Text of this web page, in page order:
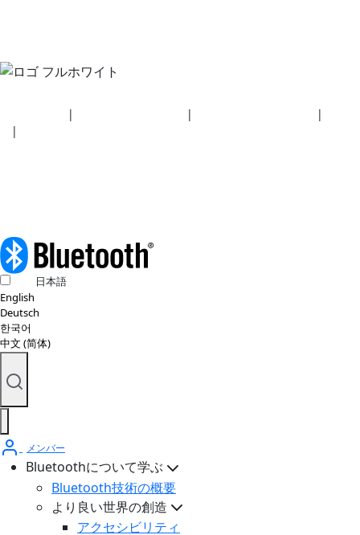
| | |
|
日本語
English
Deutsch
한국어
中文 (简体)
メンバー
Bluetoothについて学ぶ
Bluetooth技術の概要
より良い世界の創造
アクセシビリティ